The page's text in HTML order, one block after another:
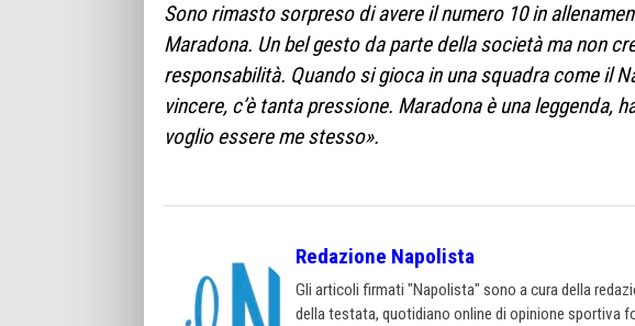
Sono rimasto sorpreso di avere il numero 10 in
Maradona. Un bel gesto da parte della società ma non
responsabilità. Quando si gioca in una squadra come il
vincere, c’è tanta pressione. Maradona è una leggenda,
voglio essere me stesso».
Redazione Napolista
Gli articoli firmati "Napolista" sono a cura della
della testata, quotidiano online di opinione sportiva